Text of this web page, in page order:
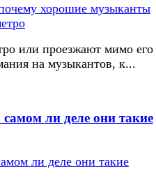
или проезжают мимо его
на музыкантов, к...
ли деле они такие